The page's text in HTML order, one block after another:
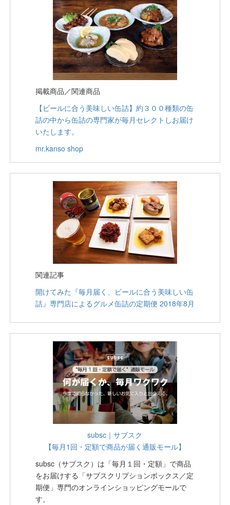
掲載商品／関連商品
【ビールに合う美味しい缶詰】約３００種類の缶
詰の中から缶詰の専門家が毎月セレクトしお届け
いたします。
mr.kanso shop
関連記事
開けてみた『毎月届く、ビールに合う美味しい缶
詰』専門店によるグルメ缶詰の定期便 2018年8月
subsc｜サブスク
【毎月1回・定額で商品が届く通販モール】
subsc（サブスク）は「毎月１回・定額」で商品
をお届けする「サブスクリプションボックス／定
期便」専門のオンラインショッピングモールで
す。